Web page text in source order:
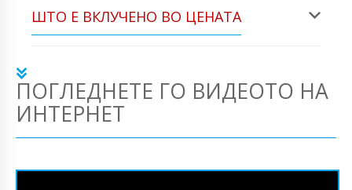
ШТО Е ВКЛУЧЕНО ВО ЦЕНАТА
ПОГЛЕДНЕТЕ ГО ВИДЕОТО НА
ИНТЕРНЕТ